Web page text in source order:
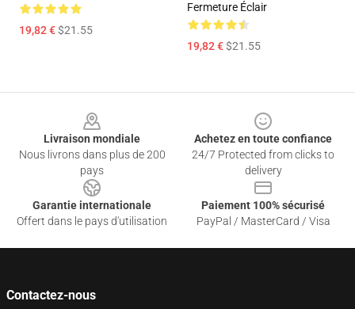
19,82 €$21.55
Fermeture Éclair
19,82 €$21.55
Livraison mondiale
Nous livrons dans plus de 200
pays
Achetez en toute confiance
24/7 Protected from clicks to
delivery
Garantie internationale
Offert dans le pays d'utilisation
Paiement 100% sécurisé
PayPal / MasterCard / Visa
Contactez-nous